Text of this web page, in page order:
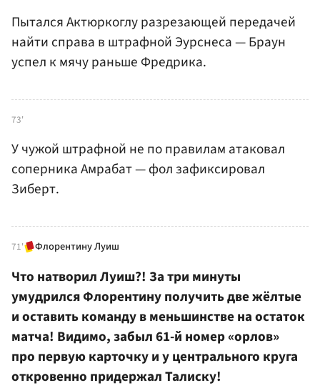
Пытался Актюркоглу разрезающей передачей
найти справа в штрафной Эурснеса — Браун
успел к мячу раньше Фредрика.
73'
У чужой штрафной не по правилам атаковал
соперника Амрабат — фол зафиксировал
Зиберт.
71' Флорентину Луиш
Что натворил Луиш?! За три минуты
умудрился Флорентину получить две жёлтые
и оставить команду в меньшинстве на остаток
матча! Видимо, забыл 61-й номер «орлов»
про первую карточку и у центрального круга
откровенно придержал Талиску!